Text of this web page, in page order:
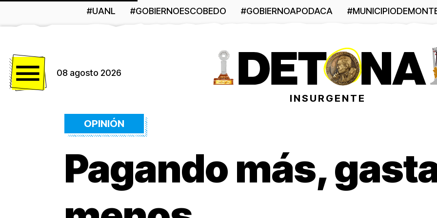
#UANL #GOBIERNOESCOBEDO #GOBIERNOAPODACA
08 agosto 2026
INSURGENTE
OPINIÓN
Pagando más,